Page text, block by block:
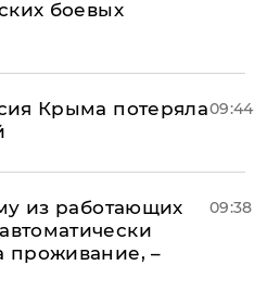
боевых
Крыма потеряла09:44
из работающих
проживание, –
09:38